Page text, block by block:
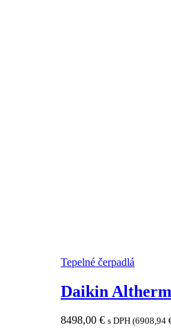
Tepelné čerpadlá
Daikin
8498,00 € s DPH (6908,94